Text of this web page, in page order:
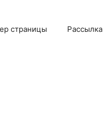
страницы Рассылка